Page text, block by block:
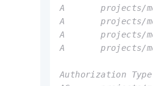
A       projects/
A       projects/
A       projects/
A       projects/
Authorization